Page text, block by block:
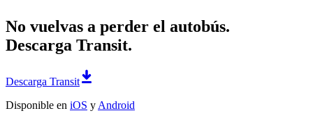
No vuelvas a perder el autobús.
Descarga Transit.
Descarga Transit
Disponible en iOS y Android